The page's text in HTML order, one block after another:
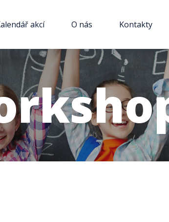
akcí O nás Kontakty